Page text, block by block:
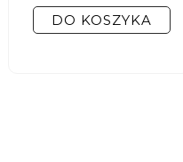
DO KOSZYKA